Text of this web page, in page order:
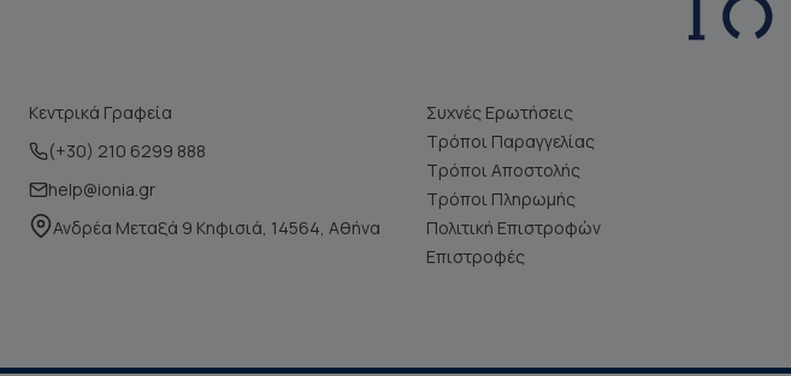
Κεντρικά Γραφεία
(+30) 210 6299 888
help@ionia.gr
Ανδρέα Μεταξά 9 Κηφισιά, 14564, Αθήνα
Συχνές Ερωτήσεις
Τρόποι Παραγγελίας
Τρόποι Αποστολής
Τρόποι Πληρωμής
Πολιτική Επιστροφών
Επιστροφές